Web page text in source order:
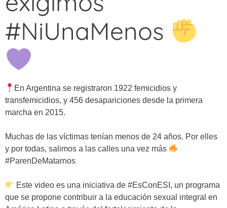
#NiUnaMenos
En Argentina se registraron 1922 femicidios y
transfemicidios, y 456 desapariciones desde la primera
marcha en 2015.
Muchas de las víctimas tenían menos de 24 años. Por elles
y por todas, salimos a las calles una vez más
#ParenDeMatarnos
Este video es una iniciativa de #EsConESI, un programa
que se propone contribuir a la educación sexual integral en